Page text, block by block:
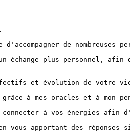
de nombreuses
échange plus personnel,
et évolution de votre
à mes oracles et à mon
à vos énergies
apportant des réponses